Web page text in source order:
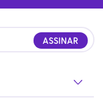
ASSINAR